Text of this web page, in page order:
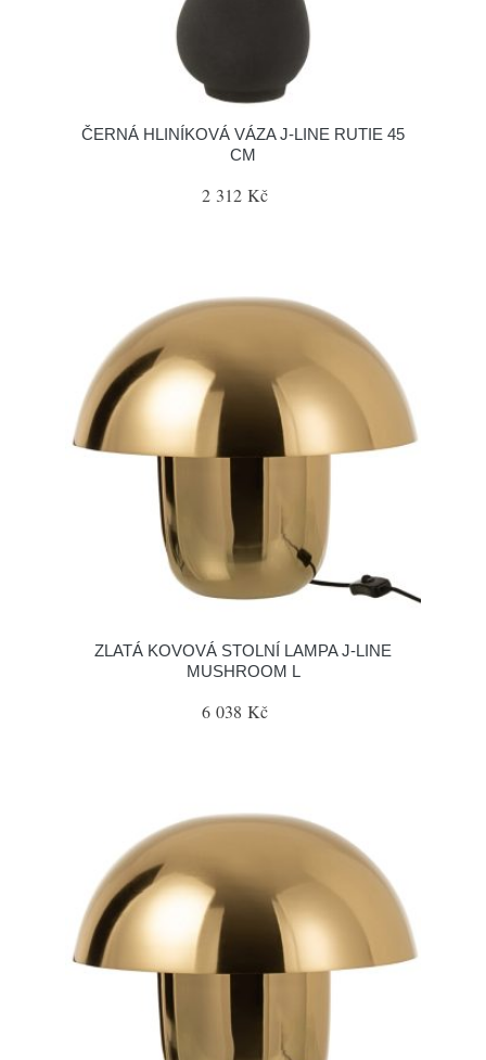
ČERNÁ HLINÍKOVÁ VÁZA J-LINE RUTIE 45
CM
2 312 Kč
ZLATÁ KOVOVÁ STOLNÍ LAMPA J-LINE
MUSHROOM L
6 038 Kč